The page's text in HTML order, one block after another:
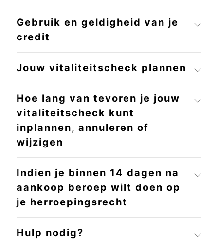
Gebruik en geldigheid van je
credit
Jouw vitaliteitscheck plannen
Hoe lang van tevoren je jouw
vitaliteitscheck kunt
inplannen, annuleren of
wijzigen
Indien je binnen 14 dagen na
aankoop beroep wilt doen op
je herroepingsrecht
Hulp nodig?